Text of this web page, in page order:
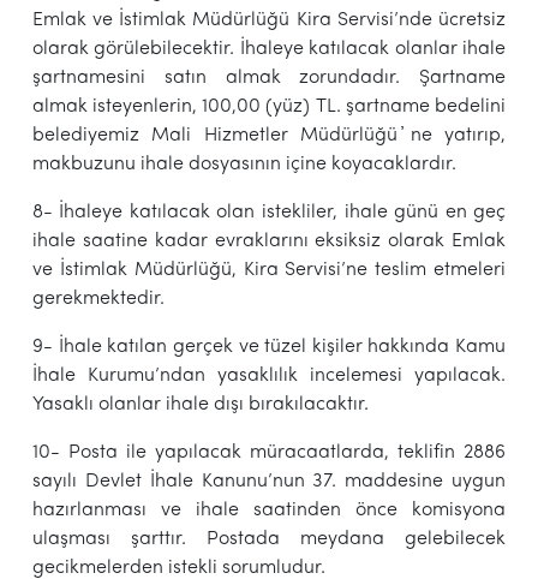
Emlak ve İstimlak Müdürlüğü Kira Servisi’nde ücretsiz
olarak görülebilecektir. İhaleye katılacak olanlar ihale
şartnamesini satın almak zorundadır. Şartname
almak isteyenlerin, 100,00 (yüz) TL. şartname bedelini
belediyemiz Mali Hizmetler Müdürlüğü ҆ne yatırıp,
makbuzunu ihale dosyasının içine koyacaklardır.
8- İhaleye katılacak olan istekliler, ihale günü en geç
ihale saatine kadar evraklarını eksiksiz olarak Emlak
ve İstimlak Müdürlüğü, Kira Servisi’ne teslim etmeleri
gerekmektedir.
9- İhale katılan gerçek ve tüzel kişiler hakkında Kamu
İhale Kurumu’ndan yasaklılık incelemesi yapılacak.
Yasaklı olanlar ihale dışı bırakılacaktır.
10- Posta ile yapılacak müracaatlarda, teklifin 2886
sayılı Devlet İhale Kanunu’nun 37. maddesine uygun
hazırlanması ve ihale saatinden önce komisyona
ulaşması şarttır. Postada meydana gelebilecek
gecikmelerden istekli sorumludur.